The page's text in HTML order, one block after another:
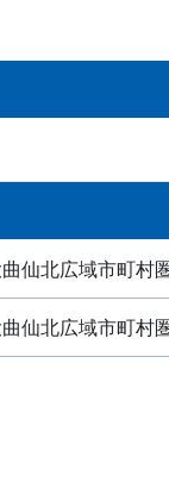
仙北広域市町村
仙北広域市町村